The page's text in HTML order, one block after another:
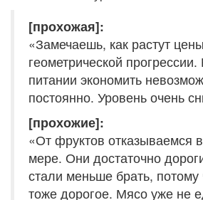
[прохожая]:
«Замечаешь, как растут
геометрической
питании экономить
постоянно. Уровень очень
[прохожие]:
«От фруктов отказываемся
мере. Они достаточно
стали меньше брать, потому
тоже дорогое. Мясо уже не